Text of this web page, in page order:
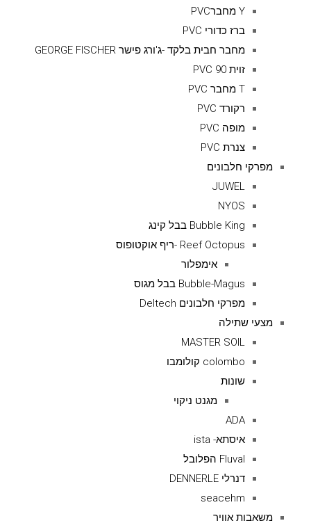
Y מחברPVC
ברז כדורי PVC
מחבר חבית בלקד -ג'ורג פישר GEORGE FISCHER
זוית 90 PVC
T מחבר PVC
רקורד PVC
מופה PVC
צנרת PVC
מפרקי חלבונים
JUWEL
NYOS
Bubble King בבל קינג
Reef Octopus -ריף אוקטופוס
אימפלור
Bubble-Magus בבל מגוס
מפרקי חלבונים Deltech
מצעי שתילה
MASTER SOIL
colombo קולומבו
שונות
מגנט ניקוי
ADA
איסתא- ista
Fluval הפלובל
דנרלי DENNERLE
seacehm
משאבות אוויר